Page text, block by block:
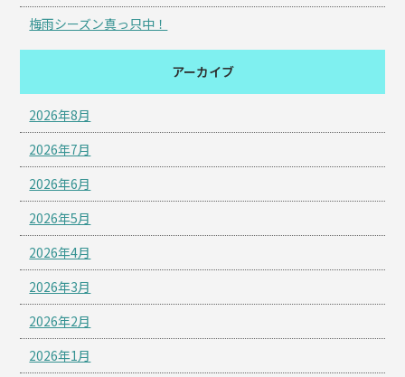
梅雨シーズン真っ只中！
アーカイブ
2026年8月
2026年7月
2026年6月
2026年5月
2026年4月
2026年3月
2026年2月
2026年1月